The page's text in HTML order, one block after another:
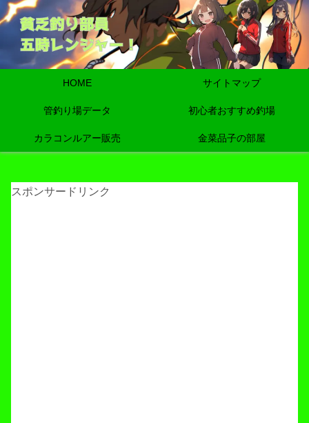
HOME サイトマップ
管釣り場データ 初心者おすすめ釣場
カラコンルアー販売 金菜品子の部屋
スポンサードリンク